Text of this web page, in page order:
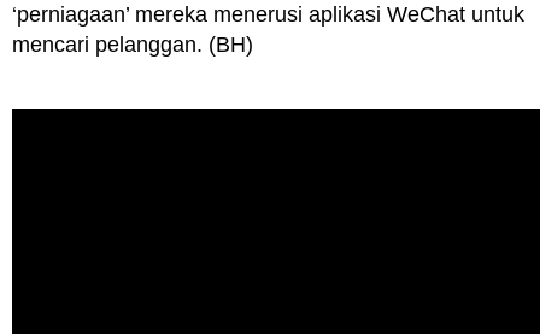
‘perniagaan’ mereka menerusi aplikasi WeChat untuk
mencari pelanggan. (BH)